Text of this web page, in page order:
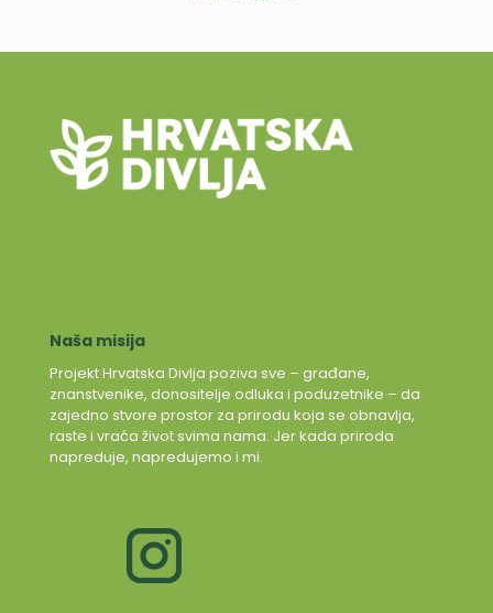
Naša misija
Projekt Hrvatska Divlja poziva sve – građane,
znanstvenike, donositelje odluka i poduzetnike – da
zajedno stvore prostor za prirodu koja se obnavlja,
raste i vraća život svima nama. Jer kada priroda
napreduje, napredujemo i mi.